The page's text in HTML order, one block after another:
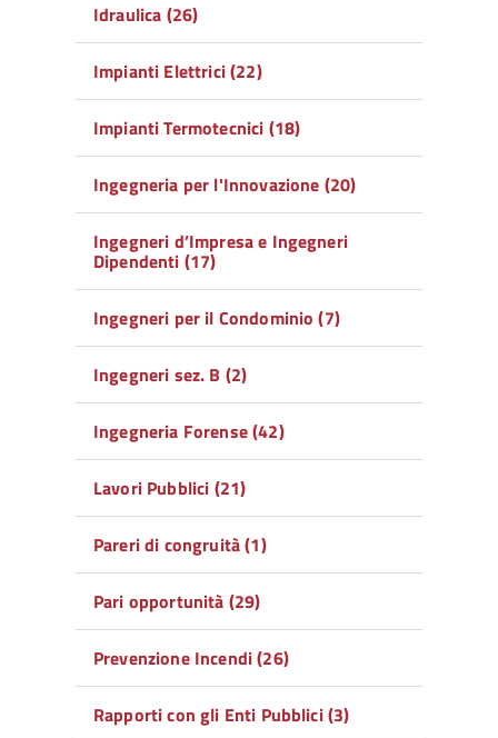
Idraulica (26)
Impianti Elettrici (22)
Impianti Termotecnici (18)
Ingegneria per l'Innovazione (20)
Ingegneri d’Impresa e Ingegneri
Dipendenti (17)
Ingegneri per il Condominio (7)
Ingegneri sez. B (2)
Ingegneria Forense (42)
Lavori Pubblici (21)
Pareri di congruità (1)
Pari opportunità (29)
Prevenzione Incendi (26)
Rapporti con gli Enti Pubblici (3)